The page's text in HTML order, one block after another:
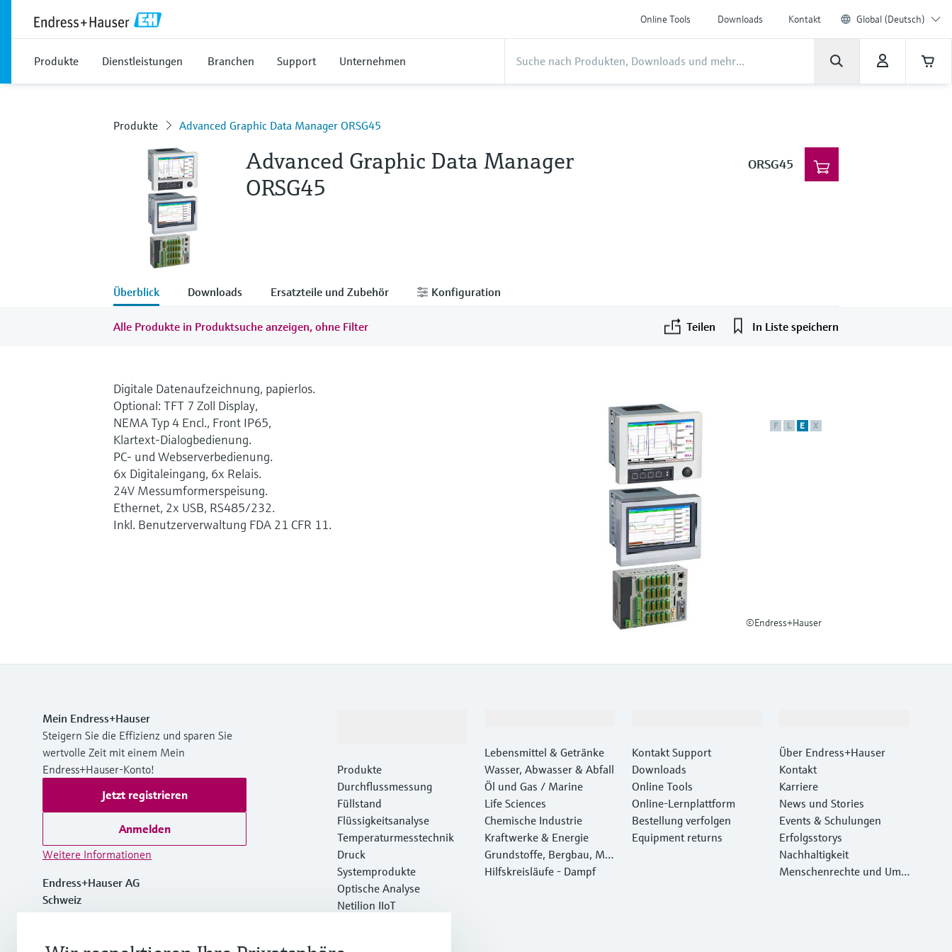
Online Tools Downloads Kontakt Global (Deutsch)
Produkte Dienstleistungen Branchen Support Unternehmen
Produkte Advanced Graphic Data Manager ORSG45
Advanced Graphic Data Manager
ORSG45
ORSG45
Überblick Downloads Ersatzteile und Zubehör Konfiguration
Alle Produkte in Produktsuche anzeigen, ohne Filter Teilen In Liste speichern
F L E X
©Endress+Hauser
Digitale Datenaufzeichnung, papierlos.
Optional: TFT 7 Zoll Display,
NEMA Typ 4 Encl., Front IP65,
Klartext-Dialogbedienung.
PC- und Webserverbedienung.
6x Digitaleingang, 6x Relais.
24V Messumformerspeisung.
Ethernet, 2x USB, RS485/232.
Inkl. Benutzerverwaltung FDA 21 CFR 11.
Mein Endress+Hauser
Steigern Sie die Effizienz und sparen Sie
wertvolle Zeit mit einem Mein
Endress+Hauser-Konto!
Jetzt registrieren
Anmelden
Weitere Informationen
Endress+Hauser AG
Schweiz
Produkte
Durchflussmessung
Füllstand
Flüssigkeitsanalyse
Temperaturmesstechnik
Druck
Systemprodukte
Optische Analyse
Netilion IIoT
Lebensmittel & Getränke
Wasser, Abwasser & Abfall
Öl und Gas / Marine
Life Sciences
Chemische Industrie
Kraftwerke & Energie
Grundstoffe, Bergbau, Met
alle
Hilfskreisläufe - Dampf
Kontakt Support
Downloads
Online Tools
Online-Lernplattform
Bestellung verfolgen
Equipment returns
Über Endress+Hauser
Kontakt
Karriere
News und Stories
Events & Schulungen
Erfolgsstorys
Nachhaltigkeit
Menschenrechte und Umw